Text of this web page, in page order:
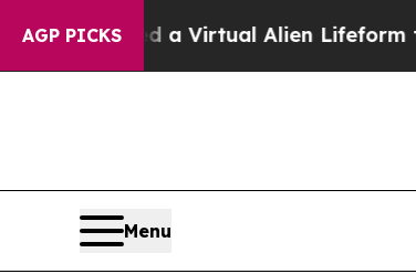
AGP PICKS
a Virtual Alien Lifeform to Hunt
Menu